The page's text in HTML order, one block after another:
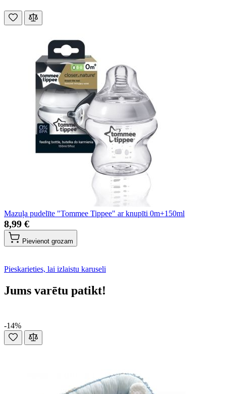
Mazuļa pudelīte "Tommee Tippee" ar knupīti 0m+150ml
8,99 €
Pievienot grozam
Pieskarieties, lai izlaistu karuseli
Jums varētu patikt!
-14%